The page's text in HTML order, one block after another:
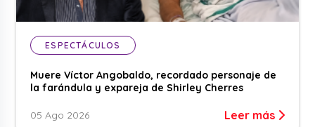
ESPECTÁCULOS
Muere Víctor Angobaldo, recordado personaje de
la farándula y expareja de Shirley Cherres
05 Ago 2026 Leer más